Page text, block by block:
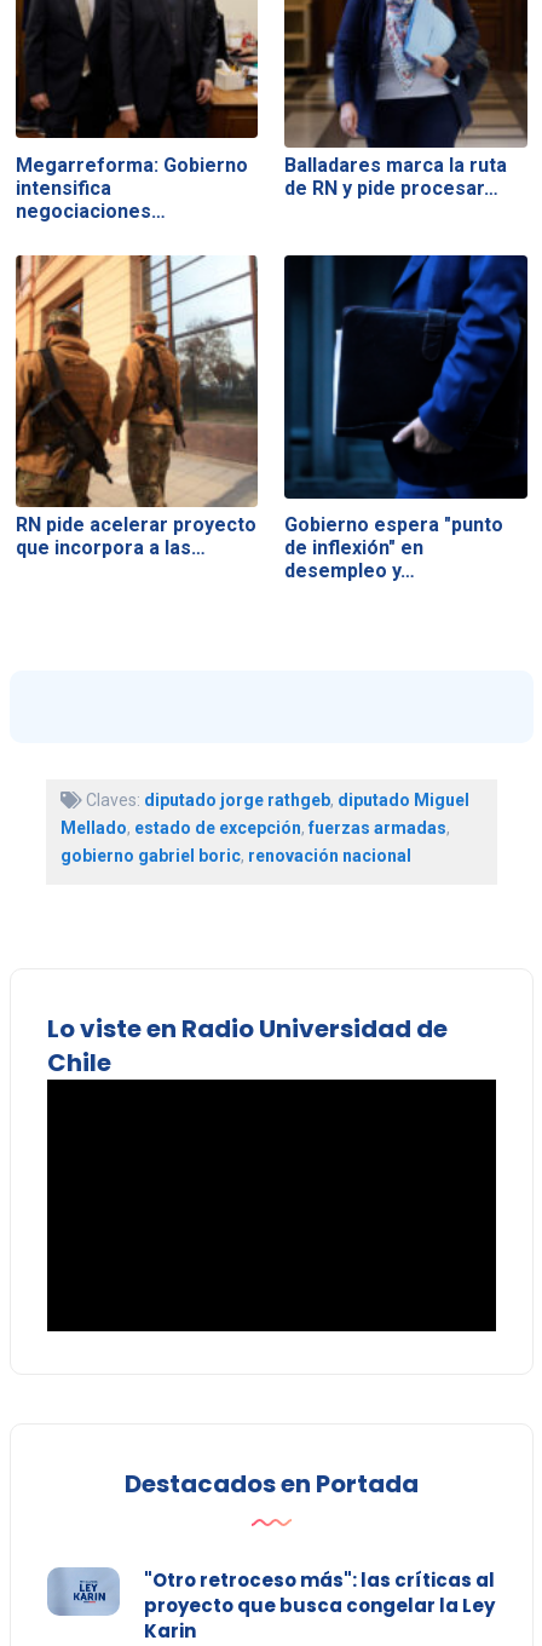
Megarreforma: Gobierno
intensifica
negociaciones…
Balladares marca la ruta
de RN y pide procesar…
RN pide acelerar proyecto
que incorpora a las…
Gobierno espera "punto
de inflexión" en
desempleo y…
Claves: diputado jorge rathgeb, diputado Miguel
Mellado, estado de excepción,fuerzas armadas,
gobierno gabriel boric, renovación nacional
Lo viste en Radio Universidad de
Chile
Destacados en Portada
"Otro retroceso más": las críticas al
proyecto que busca congelar la Ley
Karin